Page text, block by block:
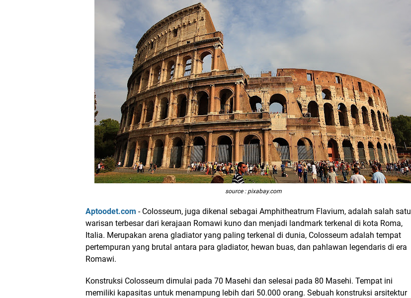
source : pixabay.com
Aptoodet.com - Colosseum, juga dikenal sebagai Amphitheatrum Flavium, adalah salah satu
warisan terbesar dari kerajaan Romawi kuno dan menjadi landmark terkenal di kota Roma,
Italia. Merupakan arena gladiator yang paling terkenal di dunia, Colosseum adalah tempat
pertempuran yang brutal antara para gladiator, hewan buas, dan pahlawan legendaris di era
Romawi.
Konstruksi Colosseum dimulai pada 70 Masehi dan selesai pada 80 Masehi. Tempat ini
memiliki kapasitas untuk menampung lebih dari 50.000 orang. Sebuah konstruksi arsitektur